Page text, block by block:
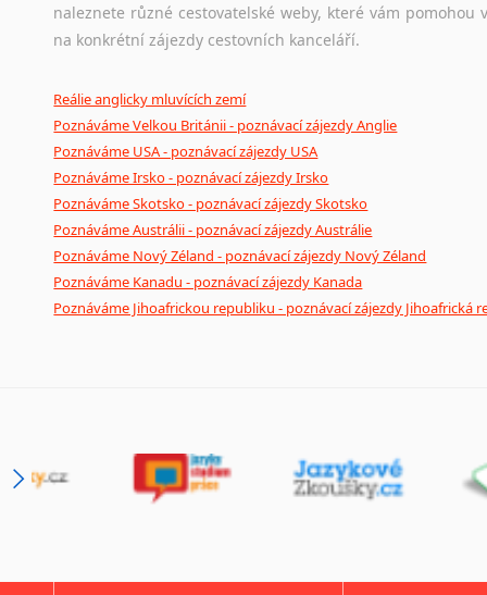
naleznete různé cestovatelské weby, které vám
na konkrétní zájezdy cestovních kanceláří.
Reálie anglicky mluvících zemí
Poznáváme Velkou Británii - poznávací zájezdy Anglie
Poznáváme USA - poznávací zájezdy USA
Poznáváme Irsko - poznávací zájezdy Irsko
Poznáváme Skotsko - poznávací zájezdy Skotsko
Poznáváme Austrálii - poznávací zájezdy Austrálie
Poznáváme Nový Zéland - poznávací zájezdy Nový Zéland
Poznáváme Kanadu - poznávací zájezdy Kanada
Poznáváme Jihoafrickou republiku - poznávací zájezdy Jihoafrická